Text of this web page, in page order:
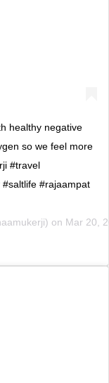
healthy negative
so we feel more
#travel
#rajaampat
on Mar 20,